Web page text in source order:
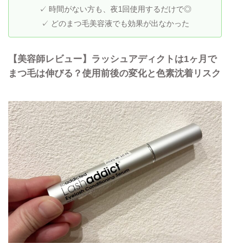
✓ 時間がない方も、夜1回使用するだけで◎
✓ どのまつ毛美容液でも効果が出なかった
【美容師レビュー】ラッシュアディクトは1ヶ月で
まつ毛は伸びる？使用前後の変化と色素沈着リスク